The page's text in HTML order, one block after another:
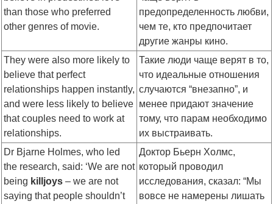
than those who preferred
other genres of movie.
предопределенность любви,
чем те, кто предпочитает
другие жанры кино.
They were also more likely to
believe that perfect
relationships happen instantly,
and were less likely to believe
that couples need to work at
relationships.
Такие люди чаще верят в то,
что идеальные отношения
случаются “внезапно”, и
менее придают значение
тому, что парам необходимо
их выстраивать.
Dr Bjarne Holmes, who led
the research, said: ‘We are not
being killjoys – we are not
saying that people shouldn’t
Доктор Бьерн Холмс,
который проводил
исследования, сказал: “Мы
вовсе не намерены лишать